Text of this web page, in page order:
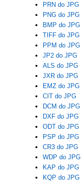
PRN do JPG
PNG do JPG
BMP do JPG
TIFF do JPG
PPM do JPG
JP2 do JPG
ALS do JPG
JXR do JPG
EMZ do JPG
CIT do JPG
DCM do JPG
DXF do JPG
ODT do JPG
PSP do JPG
CR3 do JPG
WDP do JPG
KAP do JPG
KQP do JPG